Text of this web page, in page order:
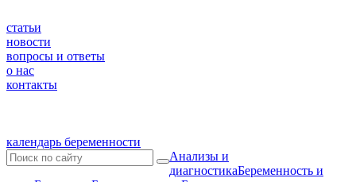
статьи
новости
вопросы и ответы
о нас
контакты
календарь беременности
Анализы и
диагностикаБеременность и